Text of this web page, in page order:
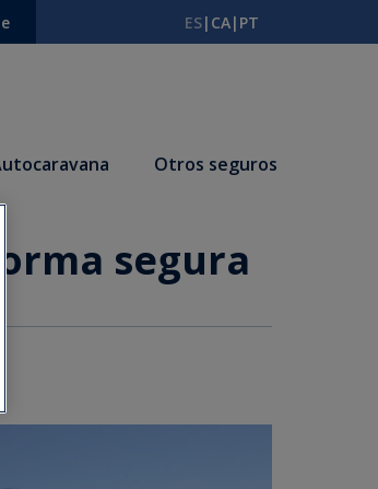
ES| CA| PT
Otros seguros
segura